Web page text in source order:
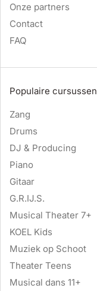
Onze partners
Contact
FAQ
Populaire cursussen
Zang
Drums
DJ & Producing
Piano
Gitaar
G.R.IJ.S.
Musical Theater 7+
KOEL Kids
Muziek op Schoot
Theater Teens
Musical dans 11+